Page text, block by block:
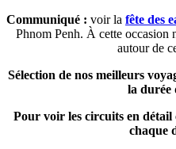
Communiqué : voir la fête des
Phnom Penh. À cette occasion
autour de
Sélection de nos meilleurs
la durée
Pour voir les circuits en détail
chaque